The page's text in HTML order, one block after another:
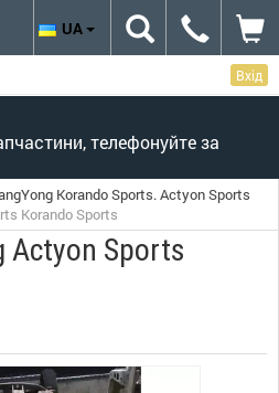
Вхід
телефонуйте за
UA
Korando Sports. Actyon Sports
Korando Sports
Actyon Sports